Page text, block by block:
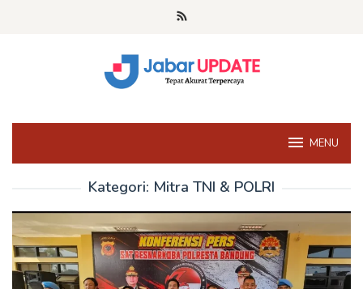
MENU
Kategori: Mitra TNI & POLRI